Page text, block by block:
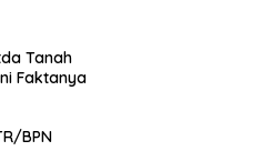
Tanah
Faktanya
BPN